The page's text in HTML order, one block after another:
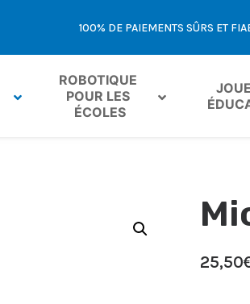
100% DE PAIEMENTS SÛRS ET
ROBOTIQUE
POUR LES
ÉCOLES
25,50